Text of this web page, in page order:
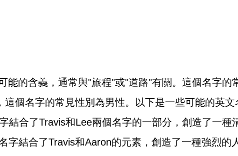
能的含義，通常與"旅程"或"道路"有關。這個名字的
個名字的常見性別為男性。以下是一些可能的英文
結合了Travis和Lee兩個名字的一部分，創造了一種
字結合了Travis和Aaron的元素，創造了一種強烈的